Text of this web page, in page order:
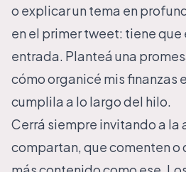
o explicar un tema en
en el primer tweet: tiene que
entrada. Planteá una
cómo organicé mis finanzas
cumplila a lo largo del hilo.
Cerrá siempre invitando a la
compartan, que comenten o